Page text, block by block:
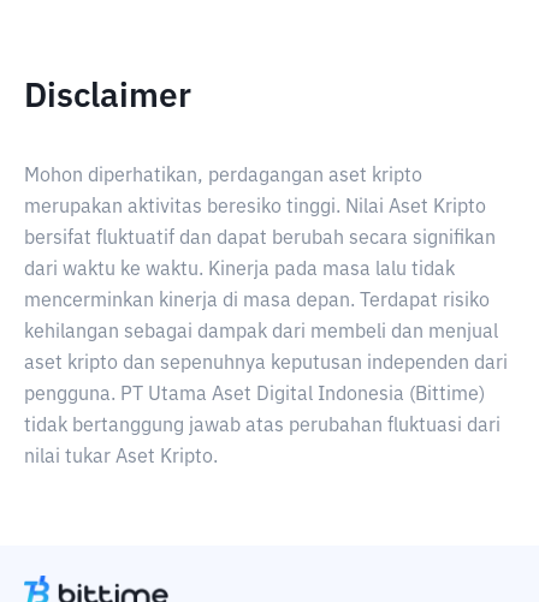
Disclaimer
Mohon diperhatikan, perdagangan aset kripto
merupakan aktivitas beresiko tinggi. Nilai Aset Kripto
bersifat fluktuatif dan dapat berubah secara signifikan
dari waktu ke waktu. Kinerja pada masa lalu tidak
mencerminkan kinerja di masa depan. Terdapat risiko
kehilangan sebagai dampak dari membeli dan menjual
aset kripto dan sepenuhnya keputusan independen dari
pengguna. PT Utama Aset Digital Indonesia (Bittime)
tidak bertanggung jawab atas perubahan fluktuasi dari
nilai tukar Aset Kripto.